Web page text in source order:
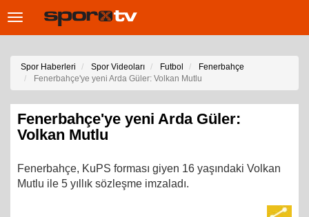
Toggle
Spor Haberleri Spor Videoları Futbol
Fenerbahçe
Fenerbahçe'ye yeni Arda Güler: Volkan Mutlu
Fenerbahçe'ye yeni Arda Güler:
Volkan Mutlu
Fenerbahçe, KuPS forması giyen 16 yaşındaki Volkan
Mutlu ile 5 yıllık sözleşme imzaladı.